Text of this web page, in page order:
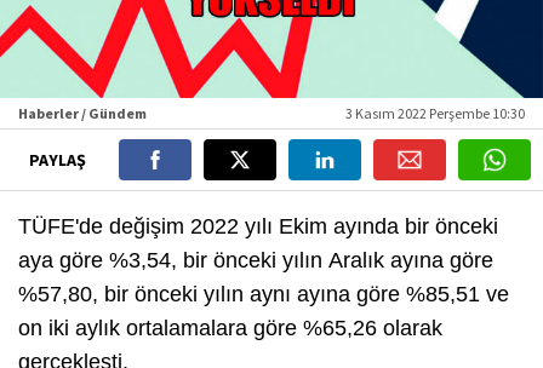
Haberler / Gündem 3 Kasım 2022 Perşembe 10:30
PAYLAŞ
TÜFE'de değişim 2022 yılı Ekim ayında bir önceki
aya göre %3,54, bir önceki yılın Aralık ayına göre
%57,80, bir önceki yılın aynı ayına göre %85,51 ve
on iki aylık ortalamalara göre %65,26 olarak
gerçekleşti.